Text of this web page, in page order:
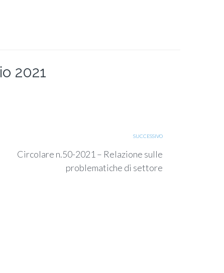
2021
SUCCESSIVO
Circolare n.50-2021 – Relazione sulle
problematiche di settore